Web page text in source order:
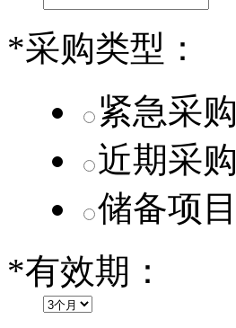
*采购类型：
紧急采购
近期采购
储备项目
*有效期：